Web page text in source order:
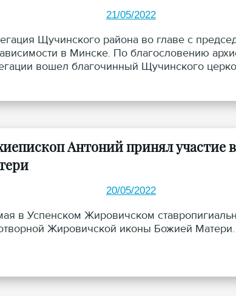
21/05/2022
Щучинского района во главе с
в Минске. По благословению
вошел благочинный Щучинского
Антоний принял
20/05/2022
в Успенском Жировичском
Жировичской иконы Божией Матери.